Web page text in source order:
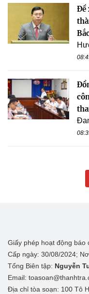
Đề
Giấy phép hoạt động báo
Cấp ngày: 30/08/2024;
Tổng Biên tập: Nguyễn
Email:
Địa chỉ tòa soạn: 100 Tô